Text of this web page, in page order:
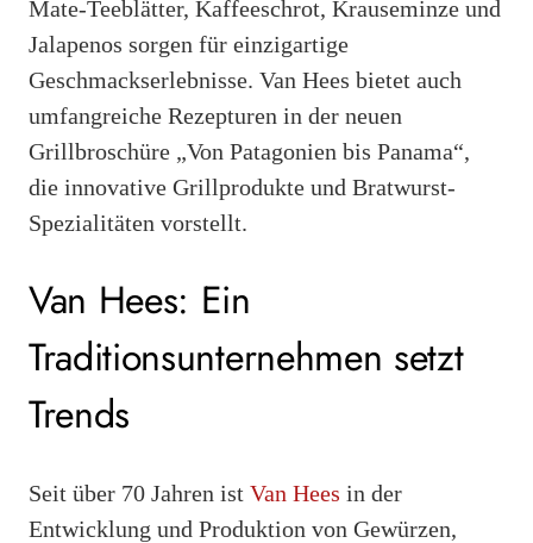
Mate-Teeblätter, Kaffeeschrot, Krauseminze und
Jalapenos sorgen für einzigartige
Geschmackserlebnisse. Van Hees bietet auch
umfangreiche Rezepturen in der neuen
Grillbroschüre „Von Patagonien bis Panama“,
die innovative Grillprodukte und Bratwurst-
Spezialitäten vorstellt.
Van Hees: Ein
Traditionsunternehmen setzt
Trends
Seit über 70 Jahren ist Van Hees in der
Entwicklung und Produktion von Gewürzen,